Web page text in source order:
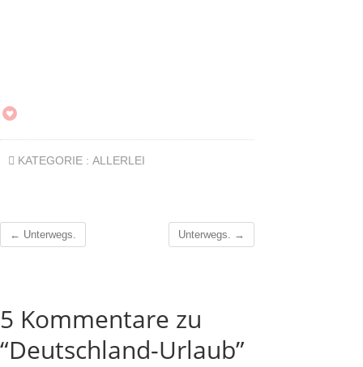
KATEGORIE : ALLERLEI
← Unterwegs. Unterwegs. →
5 Kommentare zu
“Deutschland-Urlaub”